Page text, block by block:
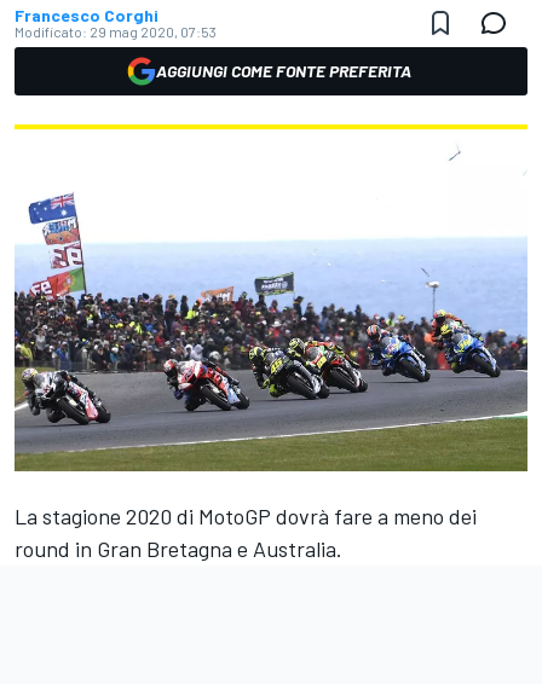
Francesco Corghi
Modificato: 29 mag 2020, 07:53
AGGIUNGI COME FONTE PREFERITA
La stagione 2020 di MotoGP dovrà fare a meno dei
round in Gran Bretagna e Australia.